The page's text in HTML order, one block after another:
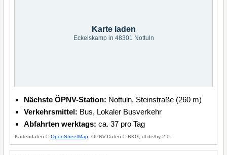
Karte laden
Eckelskamp in 48301 Nottuln
Nächste ÖPNV-Station: Nottuln, Steinstraße (260 m)
Verkehrsmittel: Bus, Lokaler Busverkehr
Abfahrten werktags: ca. 37 pro Tag
Kartendaten ©OpenStreetMap , ÖPNV-Daten © BKG, dl-de/by-2-0.